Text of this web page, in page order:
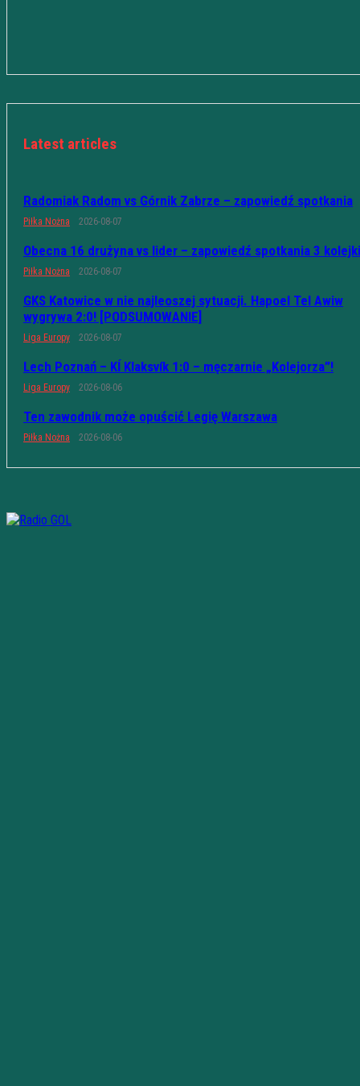
Latest articles
Radomiak Radom vs Górnik Zabrze – zapowiedź spotkania
Piłka Nożna 2026-08-07
Obecna 16 drużyna vs lider – zapowiedź spotkania 3 kolejki
Piłka Nożna 2026-08-07
GKS Katowice w nie najleoszej sytuacji. Hapoel Tel Awiw
wygrywa 2:0! [PODSUMOWANIE]
Liga Europy 2026-08-07
Lech Poznań – KÍ Klaksvík 1:0 – męczarnie „Kolejorza”!
Liga Europy 2026-08-06
Ten zawodnik może opuścić Legię Warszawa
Piłka Nożna 2026-08-06